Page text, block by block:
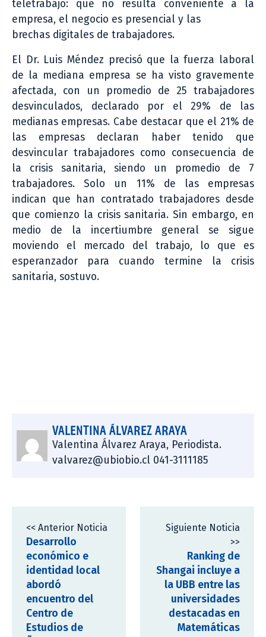
teletrabajo: que no resulta conveniente a la
empresa, el negocio es presencial y las
brechas digitales de trabajadores.
El Dr. Luis Méndez precisó que la fuerza laboral
de la mediana empresa se ha visto gravemente
afectada, con un promedio de 25 trabajadores
desvinculados, declarado por el 29% de las
medianas empresas. Cabe destacar que el 21% de
las empresas declaran haber tenido que
desvincular trabajadores como consecuencia de
la crisis sanitaria, siendo un promedio de 7
trabajadores. Solo un 11% de las empresas
indican que han contratado trabajadores desde
que comienzo la crisis sanitaria. Sin embargo, en
medio de la incertiumbre general se sigue
moviendo el mercado del trabajo, lo que es
esperanzador para cuando termine la crisis
sanitaria, sostuvo.
VALENTINA ÁLVAREZ ARAYA
Valentina Álvarez Araya, Periodista.
valvarez@ubiobio.cl 041-3111185
<< Anterior Noticia
Desarrollo
económico e
identidad local
abordó
encuentro del
Centro de
Estudios de
Siguiente Noticia
>>
Ranking de
Shangai incluye a
la UBB entre las
universidades
destacadas en
Matemáticas